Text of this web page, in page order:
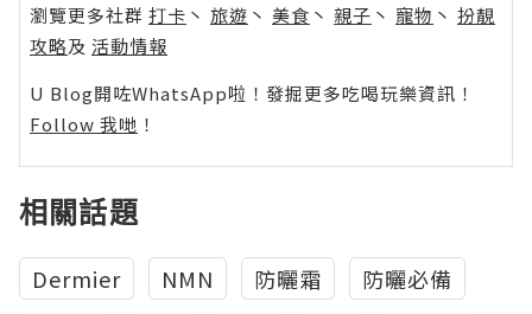
瀏覽更多社群 打卡 丶 旅遊 丶 美食 丶 親子 丶 寵物 丶 扮靚
攻略及 活動情報
U Blog開咗WhatsApp啦！發掘更多吃喝玩樂資訊！
Follow 我哋 ！
相關話題
Dermier NMN 防曬霜
防曬必備